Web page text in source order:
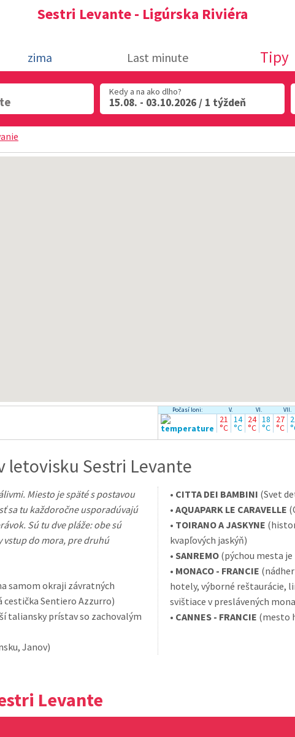
Sestri Levante - Ligúrska Riviéra
zima Last minute Tipy
Kedy a na ako dlho?
15.08. - 03.10.2026 / 1 týždeň
Počasí loni: V. VI. VII.
21
°C
14
°C
24
°C
18
°C
27
°C
letovisku Sestri Levante
Miesto je späté s postavou
sa tu každoročne usporadúvajú
Sú tu dve pláže: obe sú
vstup do mora, pre druhú
samom okraji závratných
Sentiero Azzurro)
taliansky prístav so zachovalým
Janov)
• CITTA DEI BAMBINI (Svet
• AQUAPARK LE CARAVELLE
• TOIRANO A JASKYNE
kvapľových jaskýň)
• SANREMO (pýchou mesta
• MONACO - FRANCIE
hotely, výborné reštaurácie,
svištiace v preslávených
• CANNES - FRANCIE (mesto
Levante